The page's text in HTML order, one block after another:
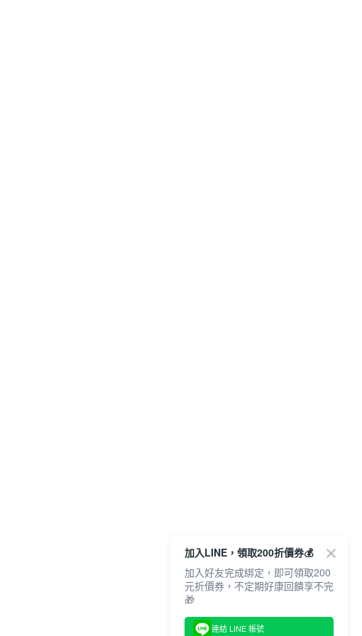
加入LINE，領取200折價券💰
加入好友完成綁定，即可領取200
元折價券，不定期好康回饋享不完
🎁
連結 LINE 帳號